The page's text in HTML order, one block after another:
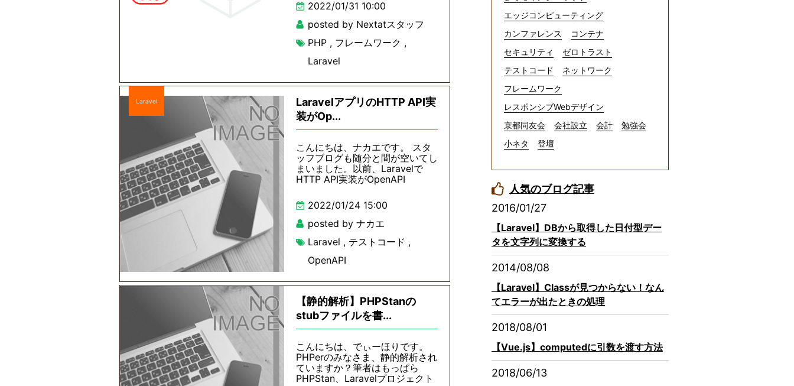
2022/01/31 10:00
posted by Nextatスタッフ
PHP , フレームワーク ,
Laravel
Laravel
LaravelアプリのHTTP API実
装がOp...
こんにちは、ナカエです。 スタ
ッフブログも随分と間が空いてし
まいました。以前、Laravelで
HTTP API実装がOpenAPI
2022/01/24 15:00
posted by ナカエ
Laravel , テストコード ,
OpenAPI
【静的解析】PHPStanの
stubファイルを書...
こんにちは、でぃーほりです。
PHPerのみなさま、静的解析され
ていますか？筆者はもっぱら
PHPStan、Laravelプロジェクト
エッジコンピューティング
カンファレンス
コンテナ
セキュリティ
ゼロトラスト
テストコード
ネットワーク
フレームワーク
レスポンシブWebデザイン
京都同友会
会社設立 会計
勉強会
小ネタ
登壇
人気のブログ記事
2016/01/27
【Laravel】DBから取得した日付型デー
タを文字列に変換する
2014/08/08
【Laravel】Classが見つからない！なん
てエラーが出たときの処理
2018/08/01
【Vue.js】computedに引数を渡す方法
2018/06/13